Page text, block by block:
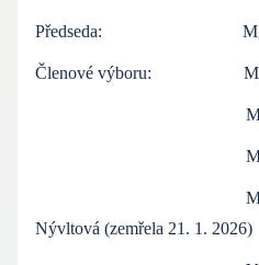
Předseda: Mgr.
Členové výboru: Mgr.
Mgr.
MUDr.
Mgr.
Nývltová (zemřela 21. 1. 2026)